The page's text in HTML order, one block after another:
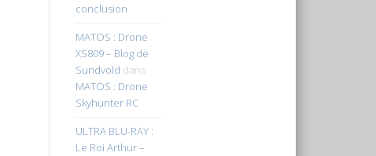
conclusion
MATOS : Drone
XS809 – Blog de
Sundvold dans
MATOS : Drone
Skyhunter RC
ULTRA BLU-RAY :
Le Roi Arthur –